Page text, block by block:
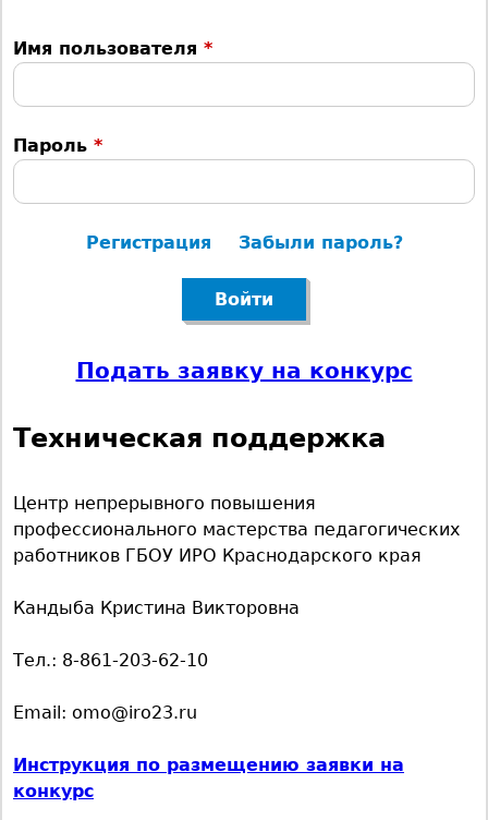
а
в
н
н
Имя пользователя *
Пароль *
Регистрация Забыли пароль?
Подать заявку на конкурс
Техническая поддержка
Центр непрерывного повышения
профессионального мастерства педагогических
работников ГБОУ ИРО Краснодарского края
Кандыба Кристина Викторовна
Тел.: 8-861-203-62-10
Email: omo@iro23.ru
Инструкция по размещению заявки на
конкурс